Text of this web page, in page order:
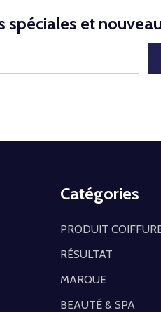
spéciales et
Catégories
PRODUIT
RÉSULTAT
MARQUE
BEAUTÉ & SPA